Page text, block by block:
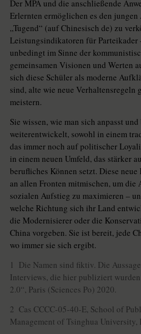
Der MPA und die anschließende
Erlernten ermöglichen es den jungen
„Tugend“ (auf Chinesisch de) zu
Leistungsindikatoren für Parteikader
unbedingt im Sinne der
gemeinsamen Visionen und Werten
sich diese Schüler als moderne
sind, alte wie neue Verhaltensregeln
meistern.
Sie wissen, wie man sich anpasst
weiterentwickelt, sowohl in einem
das immer noch auf politischer
in einem neuen Umfeld, das stärker
berufliches Können setzt. Diese
an allen Fronten mitmischen, um die
sozialen Aufstieg zu maximieren –
welche Richtung sich ihr Land
die Modernisierer oder die
China vorgeben. Sie ist bereit, jede
wo immer sie sich ergibt.
1 Die Namen sind fiktiv. Die
Interviews, die hier publiziert
2.0“, Paris (Sciences Po) 2020.
2 Cas CCCC-05-40-E, School of
Management of Tsinghua University,